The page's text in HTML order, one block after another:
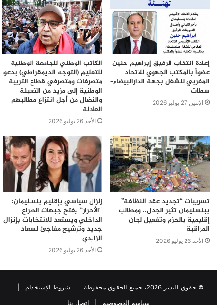
إعادة انتخاب الرفيق إبراهيم حنين
عضواً بالمكتب الجهوي للاتحاد
المغربي للشغل بجهة الدارالبيضاء–
سطات
الإثنين 27 يوليو 2026
الكاتب الوطني للجامعة الوطنية
للتعليم (التوجه الديمقراطي) يدعو
متصرفات ومتصرفي قطاع التربية
الوطنية إلى مزيد من التعبئة
والنضال من أجل انتزاع مطالبهم
العادلة
الأحد 26 يوليو 2026
تسريبات “تجديد عقد النظافة”
ببنسليمان تثير الجدل.. ومطالب
إقليمية بالحزم وتفعيل لجان
المراقبة
الأحد 26 يوليو 2026
زلزال سياسي بإقليم بنسليمان:
“الأحرار” يفتح جبهات الصراع
الداخلي ويستعد للانتخابات بإنزال
جديد وترشيح مفاجئ لسعاد
الزايدي
الأحد 26 يوليو 2026
© حقوق النشر 2026، جميع الحقوق محفوظة | شروط الإستخدام
سياسة الخصوصية
اتصل بنا